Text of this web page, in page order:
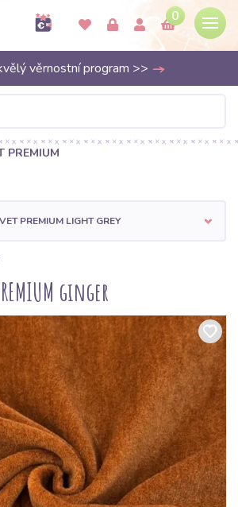
0
věrnostní program >>
PREMIUM
PREMIUM LIGHT GREY
ginger